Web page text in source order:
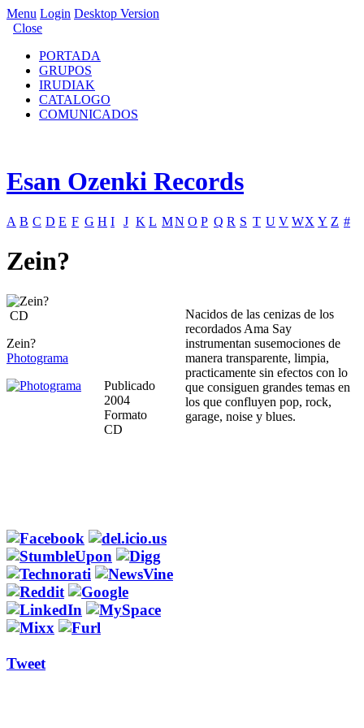
Menu Login Desktop Version
Close
PORTADA
GRUPOS
IRUDIAK
CATALOGO
COMUNICADOS
Esan Ozenki Records
A B C D E F G H I J K L MN O P Q R S T U V WX Y Z #
Zein?
CD
Zein?
Photograma
Publicado
2004
Formato
CD
Tweet
Nacidos de las cenizas de los
recordados Ama Say
instrumentan susemociones de
manera transparente, limpia,
practicamente sin efectos con lo
que consiguen grandes temas en
los que confluyen pop, rock,
garage, noise y blues.